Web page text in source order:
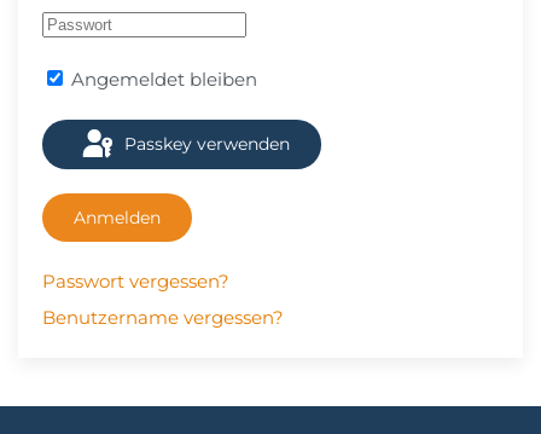
Angemeldet bleiben
Passkey verwenden
Anmelden
Passwort vergessen?
Benutzername vergessen?